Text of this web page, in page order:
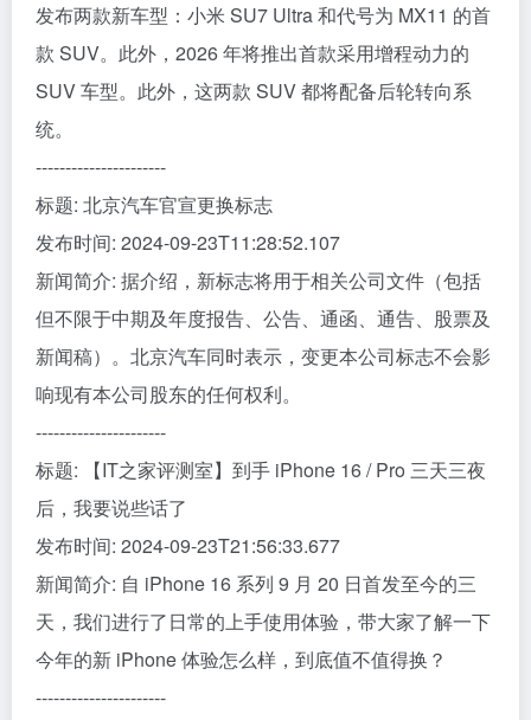
发布两款新车型：小米 SU7 Ultra 和代号为 MX11 的首
款 SUV。此外，2026 年将推出首款采用增程动力的
SUV 车型。此外，这两款 SUV 都将配备后轮转向系
统。
----------------------
标题: 北京汽车官宣更换标志
发布时间: 2024-09-23T11:28:52.107
新闻简介: 据介绍，新标志将用于相关公司文件（包括
但不限于中期及年度报告、公告、通函、通告、股票及
新闻稿）。北京汽车同时表示，变更本公司标志不会影
响现有本公司股东的任何权利。
----------------------
标题: 【IT之家评测室】到手 iPhone 16 / Pro 三天三夜
后，我要说些话了
发布时间: 2024-09-23T21:56:33.677
新闻简介: 自 iPhone 16 系列 9 月 20 日首发至今的三
天，我们进行了日常的上手使用体验，带大家了解一下
今年的新 iPhone 体验怎么样，到底值不值得换？
----------------------